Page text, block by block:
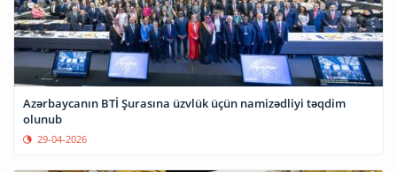
Azərbaycanın BTİ Şurasına üzvlük üçün namizədliyi təqdim
olunub
29-04-2026